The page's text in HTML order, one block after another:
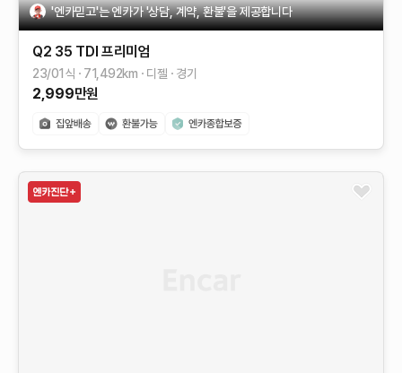
'엔카믿고'는 엔카가 '상담, 계약, 환불'을 제공합니다
Q2 35 TDI 프리미엄
23/01식 71,492km 디젤 경기
2,999만원